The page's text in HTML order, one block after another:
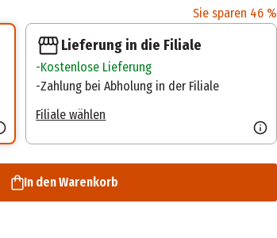
Sie sparen 46 %
Lieferung in die Filiale
Kostenlose Lieferung
Zahlung bei Abholung in der Filiale
Filiale wählen
In den Warenkorb